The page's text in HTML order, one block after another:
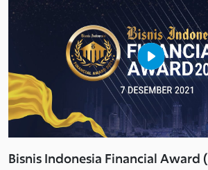
Bisnis Indonesia Financial Award